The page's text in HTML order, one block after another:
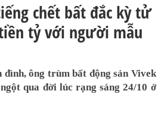
chết bất đắc kỳ tử
tỷ với người mẫu
đình, ông trùm bất động sản Vivek
qua đời lúc rạng sáng 24/10 ở